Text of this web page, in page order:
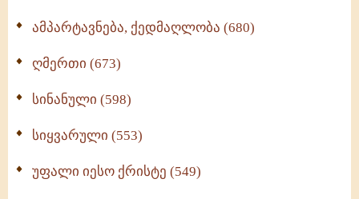
ამპარტავნება, ქედმაღლობა (680)
ღმერთი (673)
სინანული (598)
სიყვარული (553)
უფალი იესო ქრისტე (549)